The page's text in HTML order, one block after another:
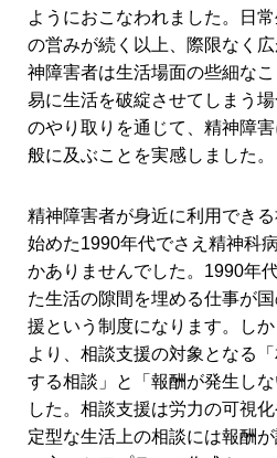
ようにおこなわれました。日
の営みが続く以上、際限なく
神障害者は生活場面の些細な
易に生活を破綻させてしまう
のやり取りを通じて、精神障
般に及ぶことを実感しました。
精神障害者が身近に利用でき
始めた1990年代でさえ精神科
かありませんでした。1990年
た生活の隙間を埋める仕事が
援という制度になります。し
より、相談支援の対象となる
する相談」と「報酬が発生し
した。相談支援は労力の可視
定型な生活上の相談には報酬が